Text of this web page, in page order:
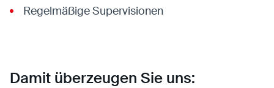
Regelmäßige Supervisionen
Damit überzeugen Sie uns: